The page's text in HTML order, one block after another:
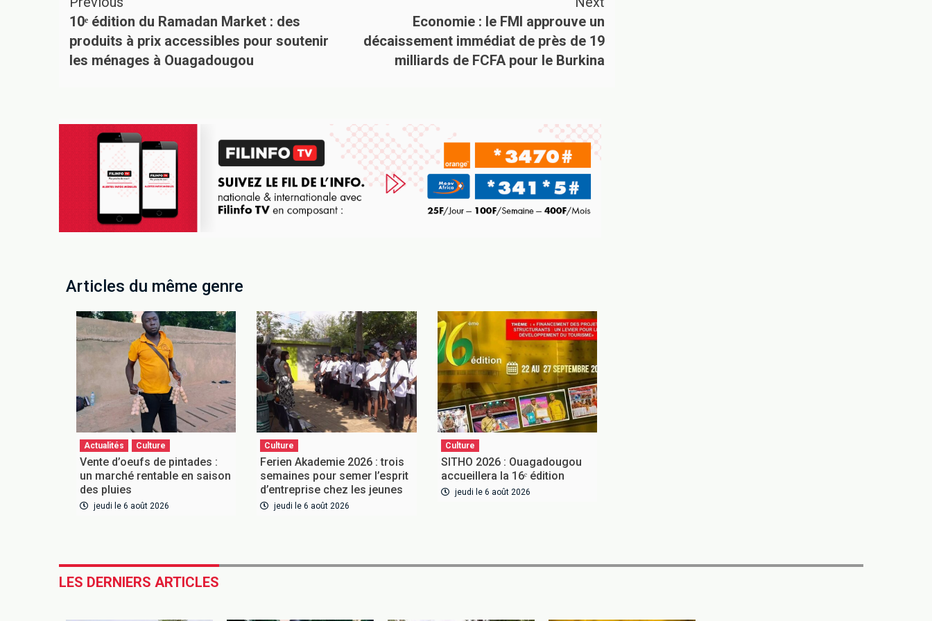
10ᵉ édition du Ramadan Market : des
produits à prix accessibles pour soutenir
les ménages à Ouagadougou
Economie : le FMI approuve un
décaissement immédiat de près de 19
milliards de FCFA pour le Burkina
Articles du même genre
Actualités Culture
Vente d’oeufs de pintades :
un marché rentable en saison
des pluies
jeudi le 6 août 2026
Culture
Ferien Akademie 2026 : trois
semaines pour semer l’esprit
d’entreprise chez les jeunes
jeudi le 6 août 2026
Culture
SITHO 2026 : Ouagadougou
accueillera la 16ᵉ édition
jeudi le 6 août 2026
LES DERNIERS ARTICLES